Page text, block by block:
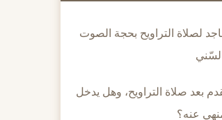
لصلاة التراويح بحجة الصوت
بعد صلاة التراويح، وهل يدخل
عنه؟